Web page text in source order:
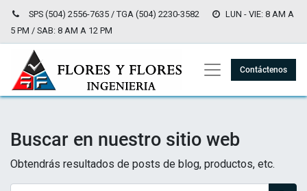
SPS (504) 2556-7635 / TGA (504) 2230-3582
LUN - VIE: 8 AM A
5 PM / SAB: 8 AM A 12 PM
Contáctenos
Buscar en nuestro sitio web
Obtendrás resultados de posts de blog, productos, etc.